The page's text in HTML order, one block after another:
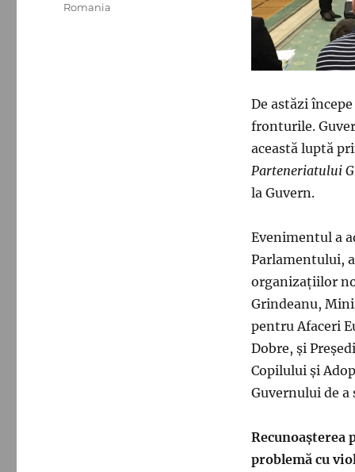
De astăzi
fronturile.
această luptă
Parteneriatului
la Guvern.
Evenimentul a
Parlamentului,
organizațiilor
Grindeanu,
pentru Afaceri
Dobre, și
Copilului și
Guvernului de
Recunoașterea
problemă cu
Romania